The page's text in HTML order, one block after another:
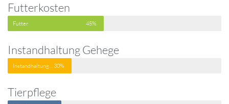
Futterkosten
Futter 45%
Instandhaltung Gehege
Instandhaltung Gehege30%
Tierpflege